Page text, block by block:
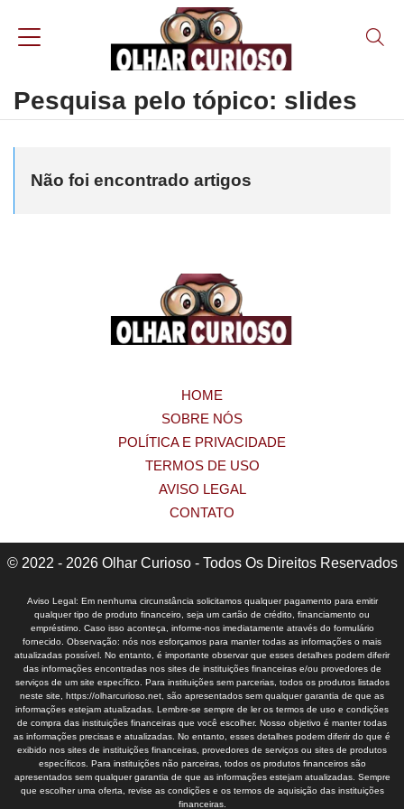
Pesquisa pelo tópico: slides
Não foi encontrado artigos
HOME
SOBRE NÓS
POLÍTICA E PRIVACIDADE
TERMOS DE USO
AVISO LEGAL
CONTATO
© 2022 - 2026 Olhar Curioso - Todos Os Direitos Reservados
Aviso Legal: Em nenhuma circunstância solicitamos qualquer pagamento para emitir
qualquer tipo de produto financeiro, seja um cartão de crédito, financiamento ou
empréstimo. Caso isso aconteça, informe-nos imediatamente através do formulário
fornecido. Observação: nós nos esforçamos para manter todas as informações o mais
atualizadas possível. No entanto, é importante observar que esses detalhes podem diferir
das informações encontradas nos sites de instituições financeiras e/ou provedores de
serviços de um site específico. Para instituições sem parcerias, todos os produtos listados
neste site, https://olharcurioso.net, são apresentados sem qualquer garantia de que as
informações estejam atualizadas. Lembre-se sempre de ler os termos de uso e condições
de compra das instituições financeiras que você escolher. Nosso objetivo é manter todas
as informações precisas e atualizadas. No entanto, esses detalhes podem diferir do que é
exibido nos sites de instituições financeiras, provedores de serviços ou sites de produtos
específicos. Para instituições não parceiras, todos os produtos financeiros são
apresentados sem qualquer garantia de que as informações estejam atualizadas. Sempre
que escolher uma oferta, revise as condições e os termos de aquisição das instituições
financeiras.